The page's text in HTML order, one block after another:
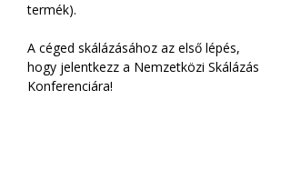
termék).
A céged skálázásához az első lépés,
hogy jelentkezz a Nemzetközi Skálázás
Konferenciára!